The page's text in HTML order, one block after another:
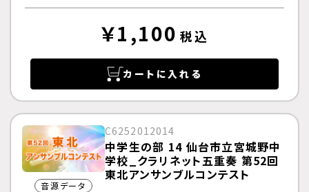
￥1,100 税込
カートに入れる
音源データ
C6252012014
中学生の部 14 仙台市立宮城野中
学校_クラリネット五重奏 第52回
東北アンサンブルコンテスト